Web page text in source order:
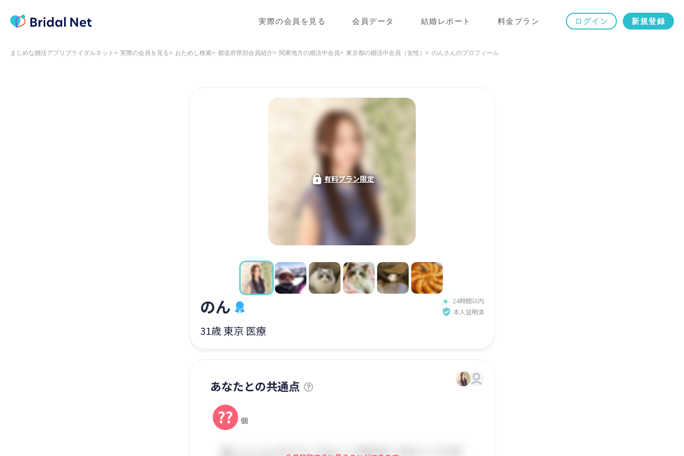
実際の会員を見る 会員データ 結婚レポート 料金プラン ログイン 新規登録
まじめな婚活アプリブライダルネット 実際の会員を見る おためし検索 都道府県別会員紹介 関東地方の婚活中会員 東京都の婚活中会員（女性） のんさんのプロフィール
有料プラン限定
のん
24時間以内
本人証明済
31歳 東京 医療
あなたとの共通点
?? 個